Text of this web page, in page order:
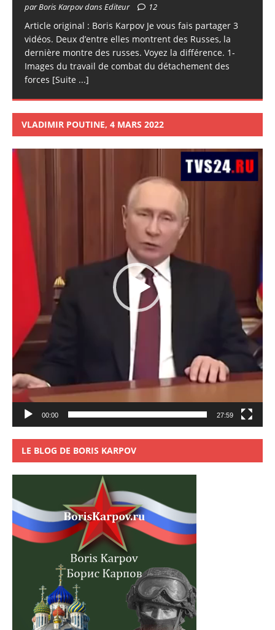
par Boris Karpov dans Editeur 12
Article original : Boris Karpov Je vous fais partager 3
vidéos. Deux d’entre elles montrent des Russes, la
dernière montre des russes. Voyez la différence. 1-
Images du travail de combat du détachement des
forces [Suite ...]
VLADIMIR POUTINE, 4 MARS 2022
Lecteur
vidéo
00:00 27:59
LE BLOG DE BORIS KARPOV